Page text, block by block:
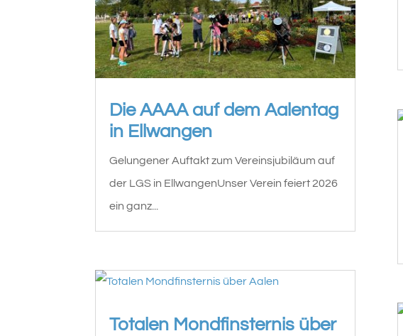
Die AAAA auf dem Aalentag
in Ellwangen
Gelungener Auftakt zum Vereinsjubiläum auf
der LGS in EllwangenUnser Verein feiert 2026
ein ganz...
Totalen Mondfinsternis über